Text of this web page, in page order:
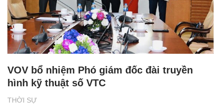
THỜI SỰ
VOV bổ nhiệm Phó giám đốc đài truyền
hình kỹ thuật số VTC